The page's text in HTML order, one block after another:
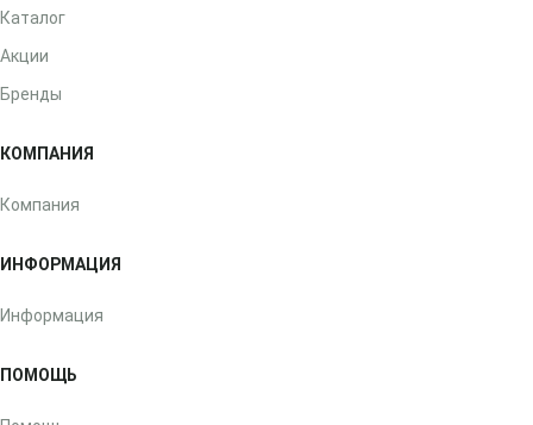
Каталог
Акции
Бренды
КОМПАНИЯ
Компания
ИНФОРМАЦИЯ
Информация
ПОМОЩЬ